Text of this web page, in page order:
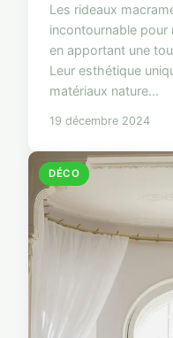
Les rideaux
incontournable
en apportant une
Leur esthétique
matériaux nature...
19 décembre 2024
DÉCO